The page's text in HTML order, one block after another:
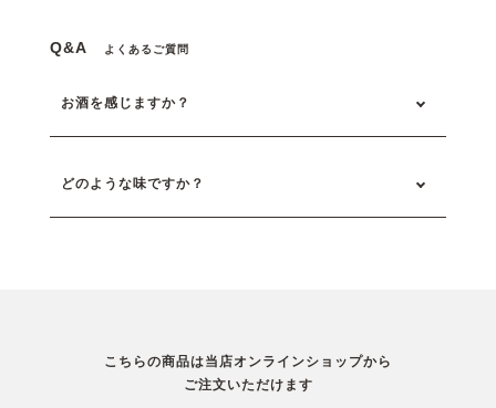
Q&A よくあるご質問
お酒を感じますか？
どのような味ですか？
こちらの商品は当店オンラインショップから
ご注文いただけます